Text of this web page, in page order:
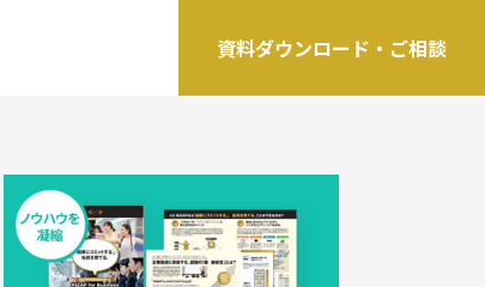
資料ダウンロード・ご相談